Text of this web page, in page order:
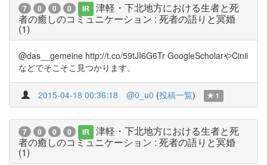
7 0 0 0 IR
津軽・下北地方における生者と死
者の癒しのコミュニケーション : 死者の語りと冥婚
(1)
@das__gemeine http://t.co/59tJI6G6Tr GoogleScholarやCinii
などでそこそこ見つかります。
2015-04-18 00:36:18 @0_u0 (投稿一覧) 1
7 0 0 0 IR
津軽・下北地方における生者と死
者の癒しのコミュニケーション : 死者の語りと冥婚
(1)